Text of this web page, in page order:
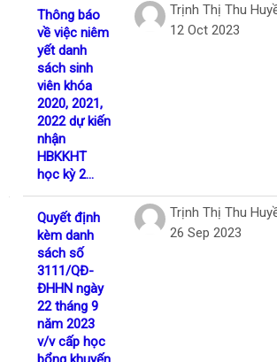
Thông báo
về việc niêm
yết danh
sách sinh
viên khóa
2020, 2021,
2022 dự kiến
nhận
HBKKHT
học kỳ 2...
Trịnh Thị Thu
12 Oct 2023
Quyết định
kèm danh
sách số
3111/QĐ-
ĐHHN ngày
22 tháng 9
năm 2023
v/v cấp học
Trịnh Thị Thu
26 Sep 2023